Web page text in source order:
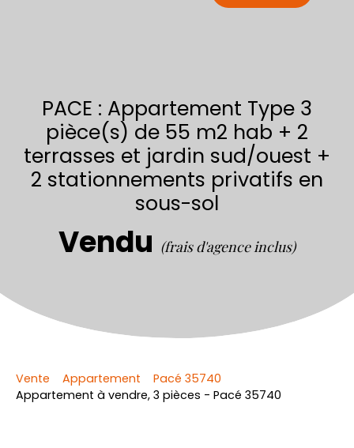
PACE : Appartement Type 3
pièce(s) de 55 m2 hab + 2
terrasses et jardin sud/ouest +
2 stationnements privatifs en
sous-sol
Vendu (frais d'agence inclus)
Vente Appartement
Pacé 35740
Appartement à vendre, 3 pièces - Pacé 35740